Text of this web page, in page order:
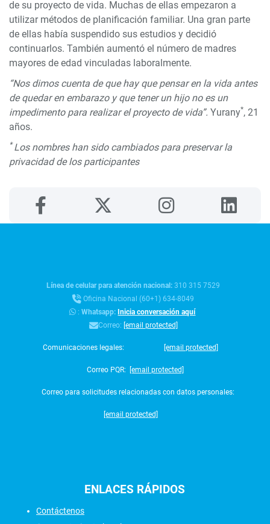
de su proyecto de vida. Muchas de ellas empezaron a
utilizar métodos de planificación familiar. Una gran parte
de ellas había suspendido sus estudios y decidió
continuarlos. También aumentó el número de madres
mayores de edad vinculadas laboralmente.
“Nos dimos cuenta de que hay que pensar en la vida antes
de quedar en embarazo y que tener un hijo no es un
impedimento para realizar el proyecto de vida”. Yurany*, 21
años.
*Los nombres han sido cambiados para preservar la
privacidad de los participantes
Línea de celular para atención nacional:310 315 7529
Oficina Nacional (60+1) 634-8049
:Whatsapp: Inicia conversación aquí
Correo: [email protected]
Comunicaciones legales: [email protected]
Correo PQR: [email protected]
Correo para solicitudes relacionadas con datos personales:
[email protected]
ENLACES RÁPIDOS
Contáctenos